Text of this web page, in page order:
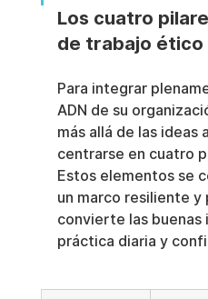
Los cuatro
de trabajo ético
Para integrar
ADN de su
más allá de las ideas
centrarse en cuatro
Estos elementos se
un marco resiliente y
convierte las buenas
práctica diaria y